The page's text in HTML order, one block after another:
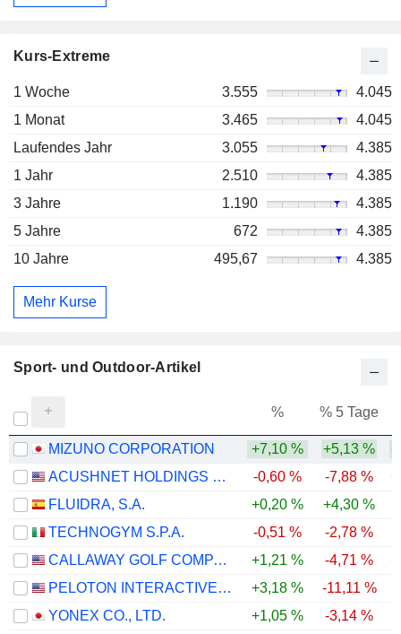
Kurs-Extreme
1 Woche 3.555
4.045
1 Monat
3.465
4.045
Laufendes Jahr
3.055
4.385
1 Jahr
2.510
4.385
3 Jahre
1.190
4.385
5 Jahre
672
4.385
10 Jahre
495,67 4.385
Mehr Kurse
Sport- und Outdoor-Artikel
% % 5 Tage
MIZUNO CORPORATION +7,10 % +5,13 %
ACUSHNET HOLDINGS CORP.
-0,60 % -7,88 %
FLUIDRA, S.A.
+0,20 % +4,30 %
TECHNOGYM S.P.A.
-0,51 % -2,78 %
CALLAWAY GOLF COMPANY
+1,21 % -4,71 %
PELOTON INTERACTIVE, INC.
+3,18 % -11,11 %
YONEX CO., LTD.
+1,05 % -3,14 %